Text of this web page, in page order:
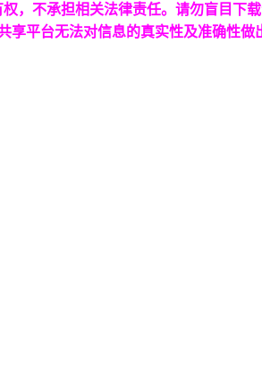
，不承担相关法律责任。请勿盲目下
享平台无法对信息的真实性及准确性做